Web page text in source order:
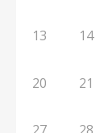
13 14
20 21